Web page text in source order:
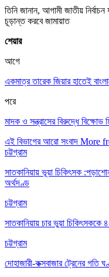
তিনি জানান, আগামী জাতীয়
চূড়ান্ত করবে জামায়াত
শেয়ার
আগে
একমাত্র তারেক জিয়ার হাতেই
পরে
মাদক ও সন্ত্রাসের বিরুদ্ধে বিক্ষোভ
এই বিভাগের আরো সংবাদ More
চট্টগ্রাম
সাতকানিয়ায় ভূয়া চিকিৎসক
অর্থদণ্ড
চট্টগ্রাম
সাতকানিয়ায় চার ভুয়া চিকিৎসককে
চট্টগ্রাম
দোহাজারী-কক্সবাজার ট্রেনের গতি